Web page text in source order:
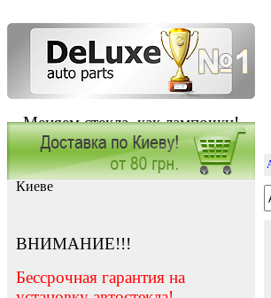
Меняем стекла, как лампочки!
Заказать установку автостекла в
Киеве
ВНИМАНИЕ!!!
Бессрочная гарантия на